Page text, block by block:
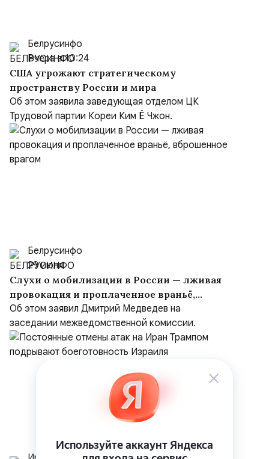
Белрусинфо
Вчера в 10:24
США угрожают стратегическому
пространству России и мира
Об этом заявила заведующая отделом ЦК
Трудовой партии Кореи Ким Ё Чжон.
Белрусинфо
29 июля
Слухи о мобилизации в России — лживая
провокация и проплаченное враньё,
вброшенное врагом
Об этом заявил Дмитрий Медведев на
заседании межведомственной комиссии.